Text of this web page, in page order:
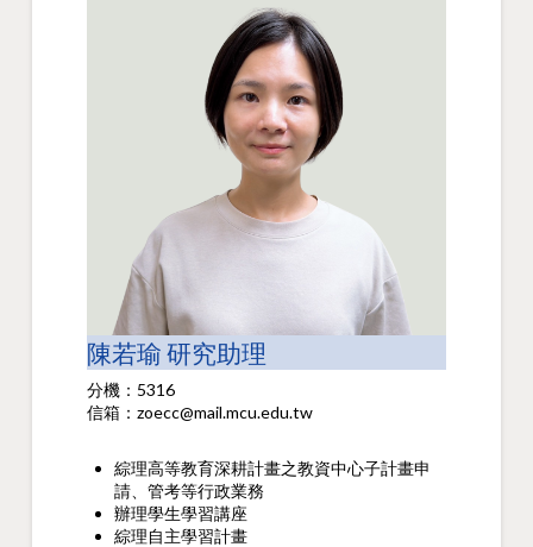
陳若瑜 研究助理
分機：5316
信箱：zoecc@mail.mcu.edu.tw
綜理高等教育深耕計畫之教資中心子計畫申
請、管考等行政業務
辦理學生學習講座
綜理自主學習計畫